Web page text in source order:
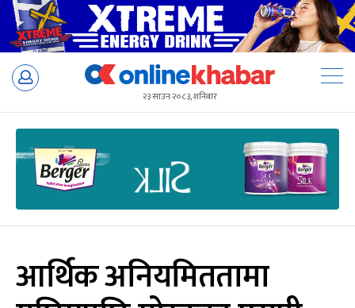
Skip
२३ साउन २०८३, शनिबार
आर्थिक अनियमिततामा